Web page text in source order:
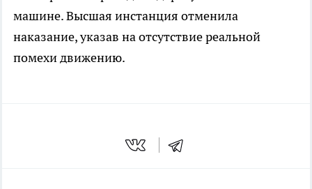
машине. Высшая инстанция отменила
наказание, указав на отсутствие реальной
помехи движению.